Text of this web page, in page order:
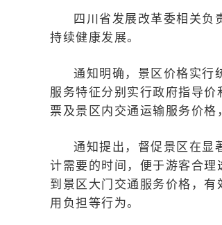
四川省发展改革委相关负
持续健康发展。
通知明确，景区价格实行
服务特征分别实行政府指导
票及景区内交通运输服务价格
通知提出，督促景区在显
计需要的时间，便于游客合
到景区大门交通服务价格，
用负担等行为。